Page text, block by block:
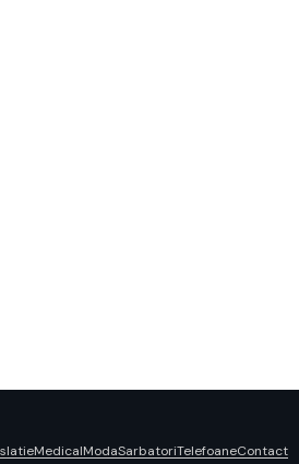
MedicalModaSarbatoriTelefoaneContact